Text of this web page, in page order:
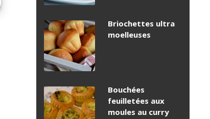
Briochettes ultra
moelleuses
Bouchées
feuilletées aux
moules au curry